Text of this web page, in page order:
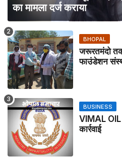
का मामला दर्ज कराया
BHOPAL
जरूरतमंदो तक
फाउंडेशन
BUSINESS
VIMAL OIL
कार्रवाई